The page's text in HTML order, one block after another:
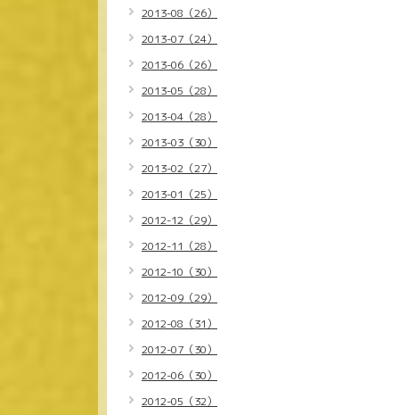
2013-08（26）
2013-07（24）
2013-06（26）
2013-05（28）
2013-04（28）
2013-03（30）
2013-02（27）
2013-01（25）
2012-12（29）
2012-11（28）
2012-10（30）
2012-09（29）
2012-08（31）
2012-07（30）
2012-06（30）
2012-05（32）